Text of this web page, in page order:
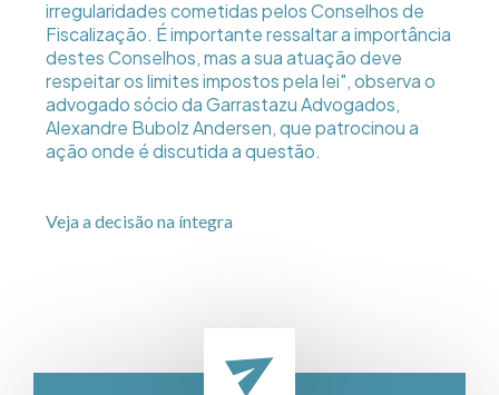
irregularidades cometidas pelos Conselhos de
Fiscalização. É importante ressaltar a importância
destes Conselhos, mas a sua atuação deve
respeitar os limites impostos pela lei", observa o
advogado sócio da Garrastazu Advogados,
Alexandre Bubolz Andersen, que patrocinou a
ação onde é discutida a questão.
Veja a decisão na íntegra